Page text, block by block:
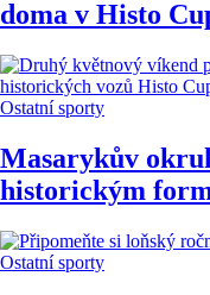
doma v Histo
Ostatní sporty
Masarykův
historickým
Ostatní sporty